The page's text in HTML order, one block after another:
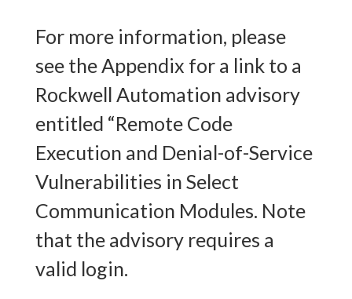
For more information, please
see the Appendix for a link to a
Rockwell Automation advisory
entitled “Remote Code
Execution and Denial-of-Service
Vulnerabilities in Select
Communication Modules. Note
that the advisory requires a
valid login.